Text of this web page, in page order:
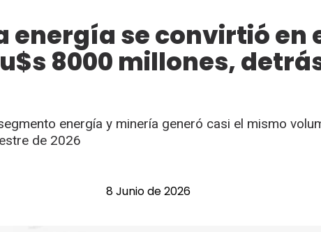
energía se convirtió en
8000 millones,
energía y minería generó casi el mismo
de 2026
8 Junio de 2026